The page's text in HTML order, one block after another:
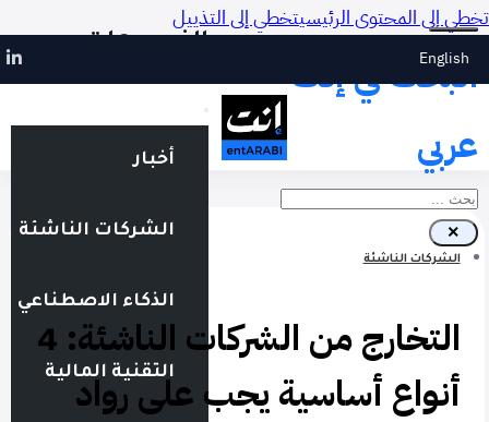
تخطي إلى المحتوى الرئيسيتخطي إلى التذييل
English
البحث في إنت
عربي
بحث
×
الفيديوهات
أخبار
الشركات الناشئة
الذكاء الاصطناعي
التقنية المالية
الشركات الناشئة
التخارج من الشركات الناشئة: 4
أنواع أساسية يجب على رواد